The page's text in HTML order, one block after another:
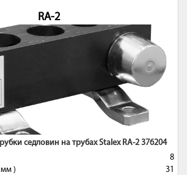
RA-2
седловин на трубах Stalex RA-2 376204
8
)
31